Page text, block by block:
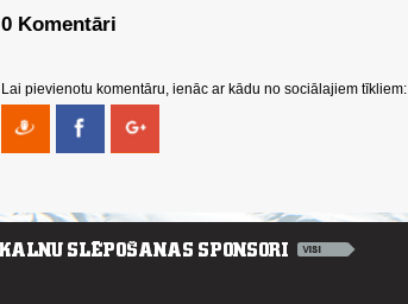
0 Komentāri
Lai pievienotu komentāru, ienāc ar kādu no sociālajiem tīkliem: